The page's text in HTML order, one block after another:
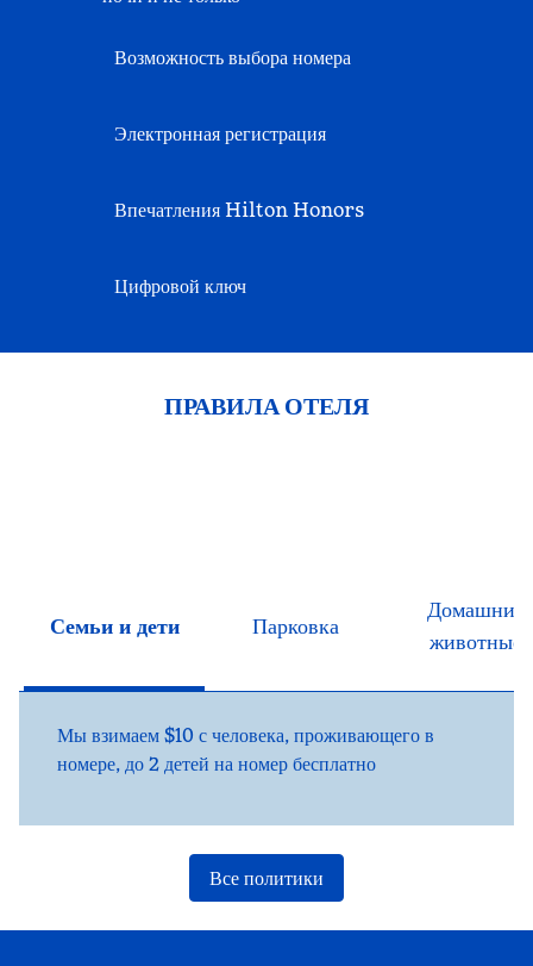
Возможность выбора номера
Электронная регистрация
Впечатления Hilton Honors
Цифровой ключ
ПРАВИЛА ОТЕЛЯ
Семьи и дети Парковка
Домашние
животные
Мы взимаем $10 с человека, проживающего в
номере, до 2 детей на номер бесплатно
Все политики